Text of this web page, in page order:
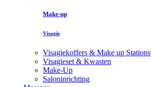
Make-up
Visagie
Visagiekoffers & Make up Stations
Visagieset & Kwasten
Make-Up
Saloninrichting